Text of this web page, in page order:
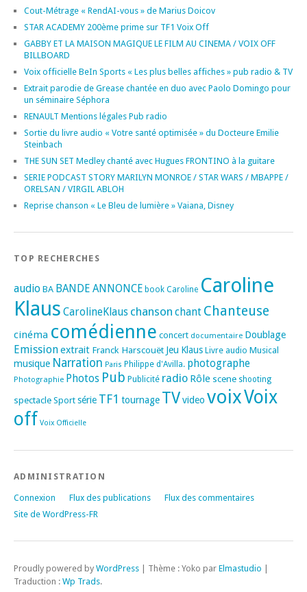
Cout-Métrage « RendAI-vous » de Marius Doicov
STAR ACADEMY 200ème prime sur TF1 Voix Off
GABBY ET LA MAISON MAGIQUE LE FILM AU CINEMA / VOIX OFF
BILLBOARD
Voix officielle BeIn Sports « Les plus belles affiches » pub radio & TV
Extrait parodie de Grease chantée en duo avec Paolo Domingo pour
un séminaire Séphora
RENAULT Mentions légales Pub radio
Sortie du livre audio « Votre santé optimisée » du Docteure Emilie
Steinbach
THE SUN SET Medley chanté avec Hugues FRONTINO à la guitare
SERIE PODCAST STORY MARILYN MONROE / STAR WARS / MBAPPE /
ORELSAN / VIRGIL ABLOH
Reprise chanson « Le Bleu de lumière » Vaiana, Disney
TOP RECHERCHES
audio BA BANDE ANNONCE book Caroline Caroline
Klaus CarolineKlaus chanson chant Chanteuse
cinéma comédienne concert documentaire Doublage
Emissionextrait Franck Harscouët Jeu Klaus Livre audio Musical
musique Narration Paris Philippe d'Avilla. photographe
Photographie Photos Pub Publicité radio Rôle scene shooting
spectacle Sport série TF1 tournage TVvideo voixVoix
off Voix Officielle
ADMINISTRATION
Connexion Flux des publications
Flux des commentaires
Site de WordPress-FR
Proudly powered by WordPress | Thème : Yoko par Elmastudio |
Traduction : Wp Trads.